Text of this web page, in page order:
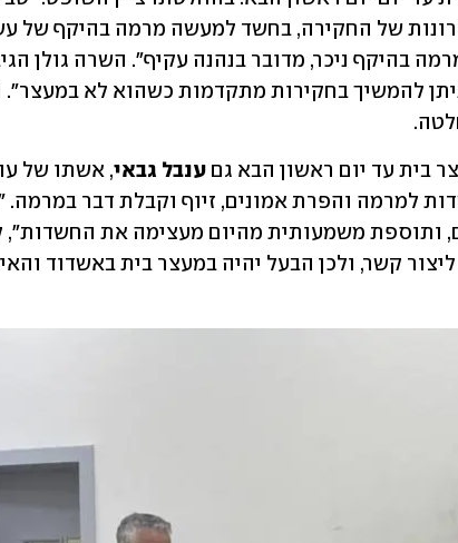
בית עד יום ראשון הבא גם ענבל גבאי